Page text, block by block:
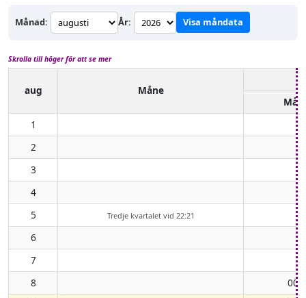
Månad: År: Visa måndata
Skrolla till höger för att se mer
aug
Måne
1
2
3
4
5
Tredje kvartalet vid 22:21
6
7
8